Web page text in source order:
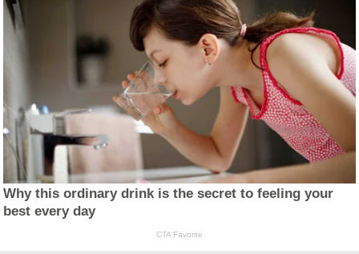
Why this ordinary drink is the secret to feeling your
best every day
CTA Favorite